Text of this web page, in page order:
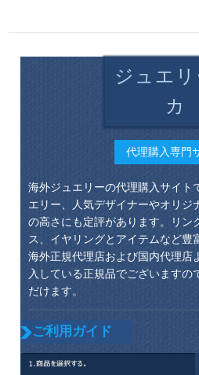
ジュエ
カ
代理購入専門
海外ジュエリーの代理購入サイト
エリー、人気デザイナーやオリジ
の高さにも定評があります。リン
ス、イヤリングとアイテムなど豊
海外正規代理店および国内代理店
入している正規品でございますの
だけます。
ご利用ガイド